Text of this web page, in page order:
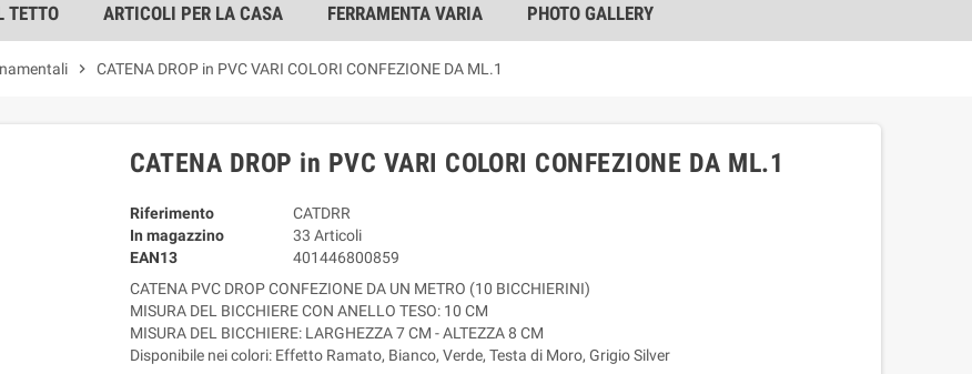
TETTO ARTICOLI PER LA CASA FERRAMENTA VARIA PHOTO GALLERY
chevron_right CATENA DROP in PVC VARI COLORI CONFEZIONE DA ML.1
CATENA DROP in PVC VARI COLORI CONFEZIONE DA ML.1
Riferimento
CATDRR
In magazzino
33 Articoli
EAN13
401446800859
CATENA PVC DROP CONFEZIONE DA UN METRO (10 BICCHIERINI)
MISURA DEL BICCHIERE CON ANELLO TESO: 10 CM
MISURA DEL BICCHIERE: LARGHEZZA 7 CM - ALTEZZA 8 CM
Disponibile nei colori: Effetto Ramato, Bianco, Verde, Testa di Moro, Grigio Silver